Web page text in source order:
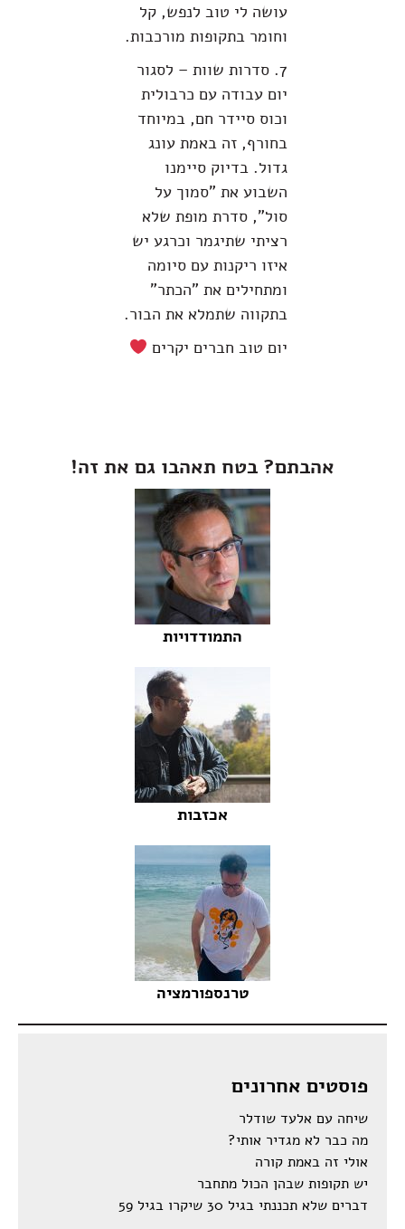
עושה לי טוב לנפש, קל
וחומר בתקופות מורכבות.
7. סדרות שוות – לסגור
יום עבודה עם כרבולית
וכוס סיידר חם, במיוחד
בחורף, זה באמת עונג
גדול. בדיוק סיימנו
השבוע את "סמוך על
סול", סדרת מופת שלא
רציתי שתיגמר וכרגע יש
איזו ריקנות עם סיומה
ומתחילים את "הכתר"
בתקווה שתמלא את הבור.
יום טוב חברים יקרים
אהבתם? בטח תאהבו גם את זה!
התמודדויות
אכזבות
טרנספורמציה
פוסטים אחרונים
שיחה עם אלעד שודלר
מה כבר לא מגדיר אותי?
אולי זה באמת קורה
יש תקופות שבהן הכול מתחבר
דברים שלא תכננתי בגיל 30 שיקרו בגיל 59